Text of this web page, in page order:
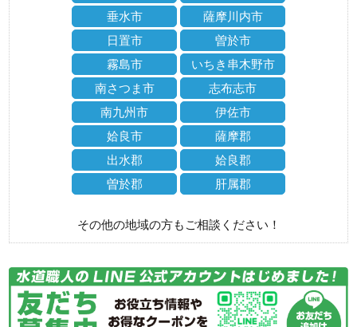
垂水市
薩摩川内市
日置市
曽於市
霧島市
いちき串木野市
南さつま市
志布志市
南九州市
伊佐市
姶良市
薩摩郡
出水郡
姶良郡
曽於郡
肝属郡
その他の地域の方もご相談ください！